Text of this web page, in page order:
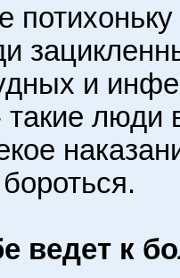
и
такие люди
ведет к